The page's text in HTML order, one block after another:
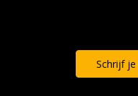
Schrijf